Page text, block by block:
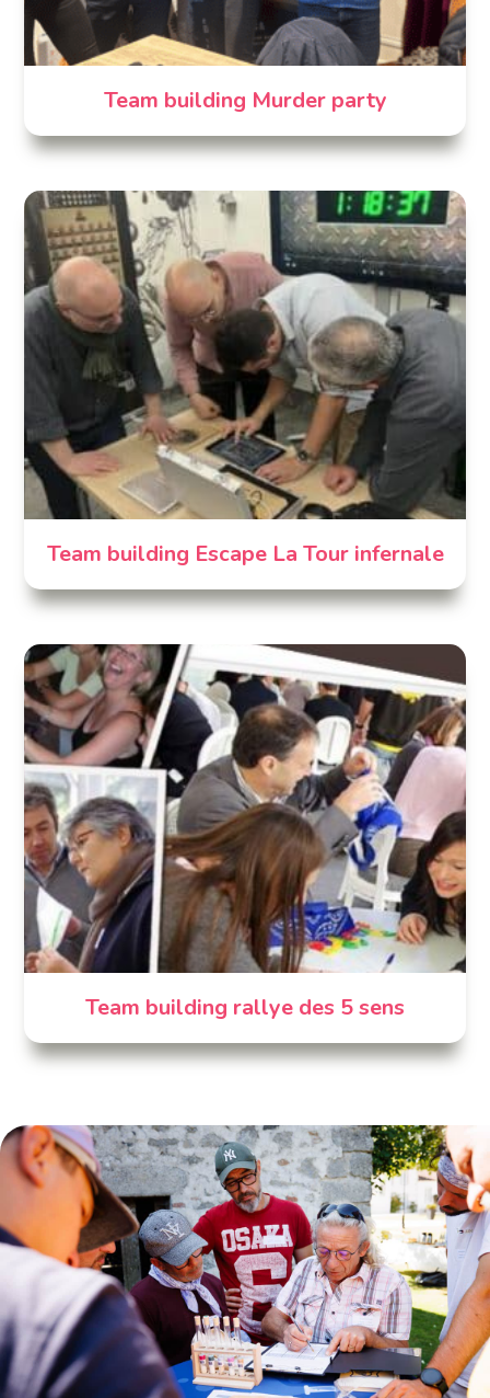
Team building Murder party
Team building Escape La Tour infernale
Team building rallye des 5 sens